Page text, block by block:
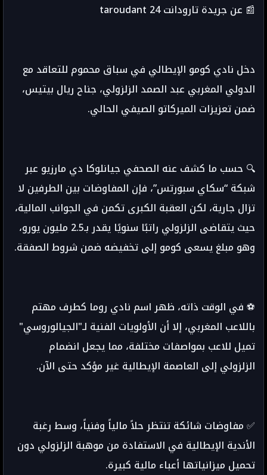
📰 عن جريدة تارودانت taroudant 24
دخل نادي كومو الإيطالي في سباق محموم للتعاقد مع
الدولي المغربي عبد الصمد الزلزولي، جناح ريال بيتيس،
ضمن تعزيزات الميركاتو الصيفي الحالي.
🔍 حسب ما كشف عنه الصحفي جيانلوكا دي مارزيو عبر
شبكة “سكاي سبورتس”، فإن المفاوضات بين الطرفين لا
تزال جارية، لكن العقبة الكبرى تكمن في الجوانب المالية،
حيث يتقاضى الزلزولي راتبًا سنويًا يقدر بـ2.5 مليون يورو،
وهو مبلغ يسعى كومو إلى تخفيضه ضمن شروط الصفقة.
⚽️ في الوقت ذاته، ظهر اسم نادي روما كطرف مهتم
باللاعب المغربي، إلا أن الأولويات الفنية لـ"الجيالوروسي"
تميل للاعب بمواصفات مختلفة، مما يجعل انضمام
الزلزولي إلى العاصمة الإيطالية غير مؤكد حتى الآن.
✅ مفاوضات شائكة تنتظر حلاً مالياً وفنياً، وسط رغبة
الأندية الإيطالية في الاستفادة من موهبة الزلزولي دون
تحميل ميزانياتها أعباء مالية كبيرة.